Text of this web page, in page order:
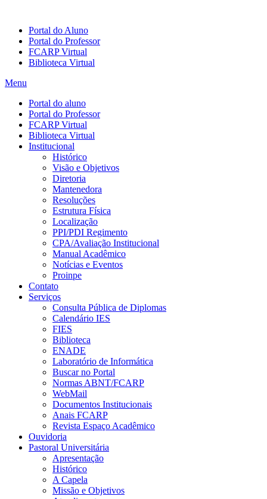
Portal do Aluno
Portal do Professor
FCARP Virtual
Biblioteca Virtual
Menu
Portal do aluno
Portal do Professor
FCARP Virtual
Biblioteca Virtual
Institucional
Histórico
Visão e Objetivos
Diretoria
Mantenedora
Resoluções
Estrutura Física
Localização
PPI/PDI Regimento
CPA/Avaliação Institucional
Manual Acadêmico
Notícias e Eventos
Proinpe
Contato
Serviços
Consulta Pública de Diplomas
Calendário IES
FIES
Biblioteca
ENADE
Laboratório de Informática
Buscar no Portal
Normas ABNT/FCARP
WebMail
Documentos Institucionais
Anais FCARP
Revista Espaço Acadêmico
Ouvidoria
Pastoral Universitária
Apresentação
Histórico
A Capela
Missão e Objetivos